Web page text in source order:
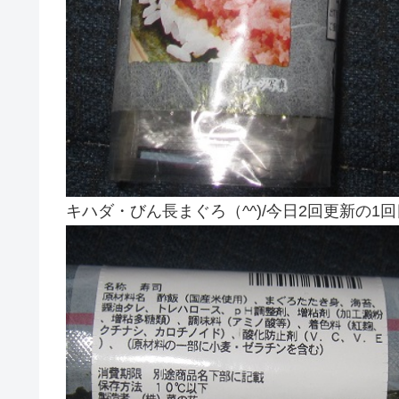
キハダ・びん長まぐろ（^^)/今日2回更新の1